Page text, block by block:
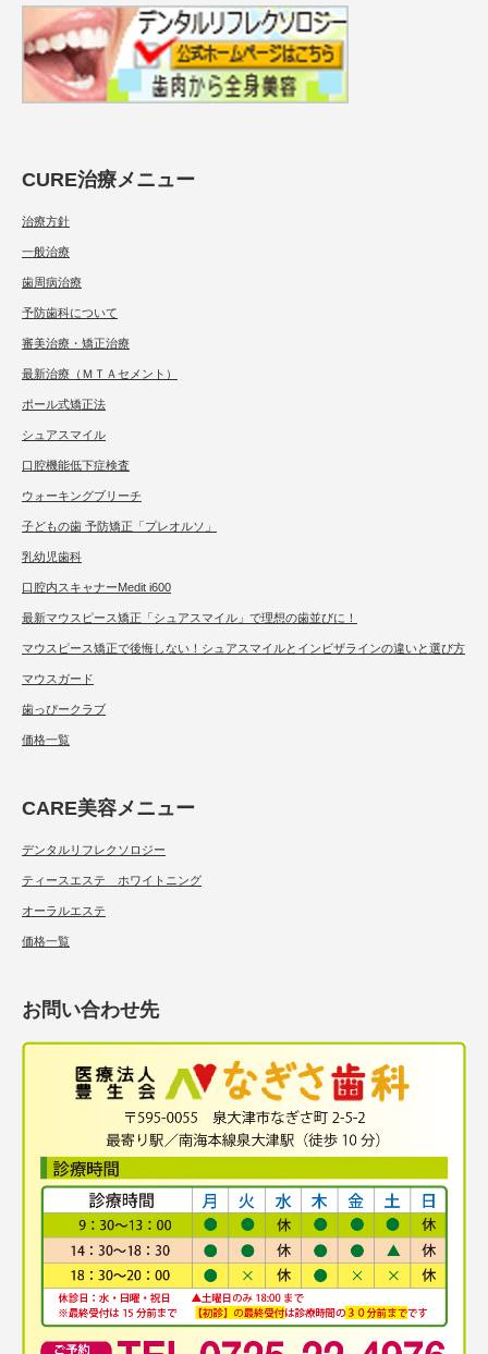
CURE治療メニュー
治療方針
一般治療
歯周病治療
予防歯科について
審美治療・矯正治療
最新治療（ＭＴＡセメント）
ポール式矯正法
シュアスマイル
口腔機能低下症検査
ウォーキングブリーチ
子どもの歯 予防矯正「プレオルソ」
乳幼児歯科
口腔内スキャナーMedit i600
最新マウスピース矯正「シュアスマイル」で理想の歯並びに！
マウスピース矯正で後悔しない！シュアスマイルとインビザラインの違いと選び方
マウスガード
歯っぴークラブ
価格一覧
CARE美容メニュー
デンタルリフレクソロジー
ティースエステ ホワイトニング
オーラルエステ
価格一覧
お問い合わせ先